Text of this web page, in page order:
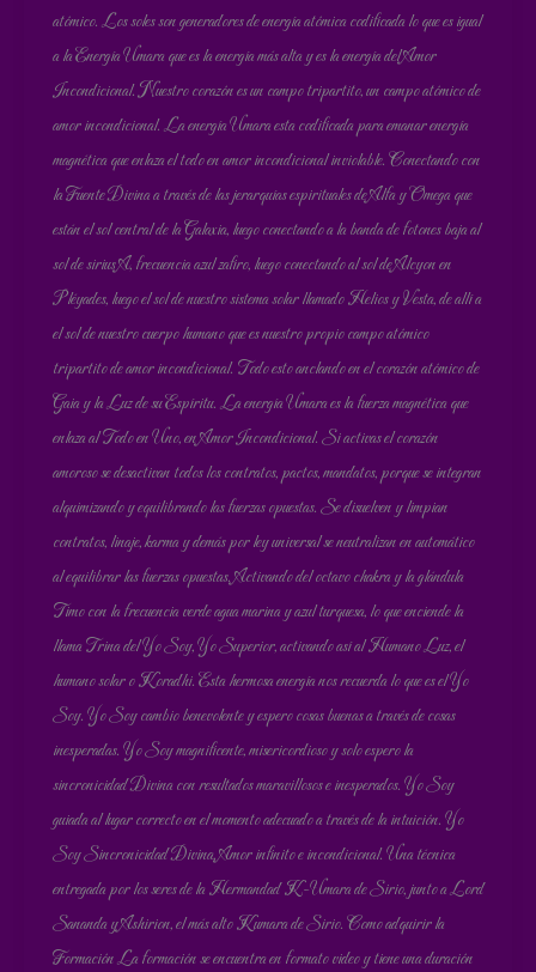
atómico. Los soles son generadores de energía atómica codificada lo que es igual
a la Energía Umara que es la energía más alta y es la energía del Amor
Incondicional. Nuestro corazón es un campo tripartito, un campo atómico de
amor incondicional. La energía Umara esta codificada para emanar energía
magnética que enlaza el todo en amor incondicional inviolable. Conectando con
la Fuente Divina a través de las jerarquías espirituales de Alfa y Omega que
están el sol central de la Galaxia, luego conectando a la banda de fotones baja al
sol de sirius A, frecuencia azul zafiro, luego conectando al sol de Alcyon en
Pléyades, luego el sol de nuestro sistema solar llamado Helios y Vesta, de allí a
el sol de nuestro cuerpo humano que es nuestro propio campo atómico
tripartito de amor incondicional. Todo esto anclando en el corazón atómico de
Gaia y la Luz de su Espíritu. La energía Umara es la fuerza magnética que
enlaza al Todo en Uno, en Amor Incondicional. Si activas el corazón
amoroso se desactivan todos los contratos, pactos, mandatos, porque se integran
alquimizando y equilibrando las fuerzas opuestas. Se disuelven y limpian
contratos, linaje, karma y demás por ley universal se neutralizan en automático
al equilibrar las fuerzas opuestas. Activando del octavo chakra y la glándula
Timo con la frecuencia verde agua marina y azul turquesa, lo que enciende la
llama Trina del Yo Soy, Yo Superior, activando así al Humano Luz, el
humano solar o Koradhi. Esta hermosa energía nos recuerda lo que es el Yo
Soy. Yo Soy cambio benevolente y espero cosas buenas a través de cosas
inesperadas. Yo Soy magnificente, misericordioso y solo espero la
sincronicidad Divina con resultados maravillosos e inesperados. Yo Soy
guiada al lugar correcto en el momento adecuado a través de la intuición. Yo
Soy Sincronicidad Divina, Amor infinito e incondicional. Una técnica
entregada por los seres de la Hermandad K-Umara de Sirio, junto a Lord
Sananda y Ashirion, el más alto Kumara de Sirio. Como adquirir la
Formación La formación se encuentra en formato video y tiene una duración